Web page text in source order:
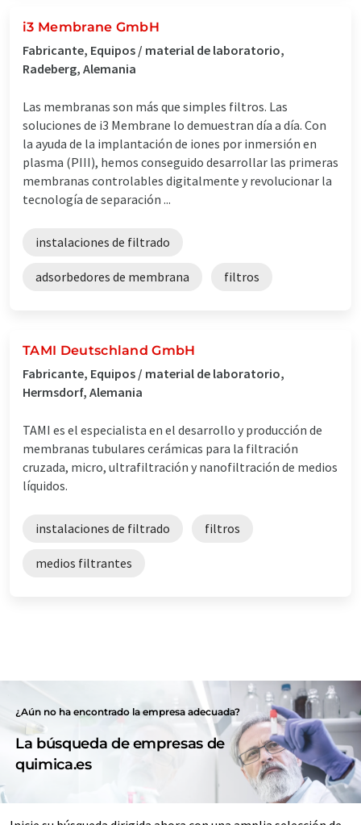
i3 Membrane GmbH
Fabricante, Equipos / material de laboratorio,
Radeberg, Alemania
Las membranas son más que simples filtros. Las
soluciones de i3 Membrane lo demuestran día a día. Con
la ayuda de la implantación de iones por inmersión en
plasma (PIII), hemos conseguido desarrollar las primeras
membranas controlables digitalmente y revolucionar la
tecnología de separación ...
instalaciones de filtrado
adsorbedores de membrana filtros
TAMI Deutschland GmbH
Fabricante, Equipos / material de laboratorio,
Hermsdorf, Alemania
TAMI es el especialista en el desarrollo y producción de
membranas tubulares cerámicas para la filtración
cruzada, micro, ultrafiltración y nanofiltración de medios
líquidos.
instalaciones de filtrado filtros
medios filtrantes
¿Aún no ha encontrado la empresa adecuada?
La búsqueda de empresas de
quimica.es